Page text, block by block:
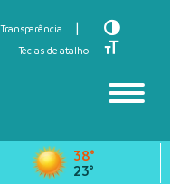
Transparência
Teclas de atalho
Toggle
Toggle
38°
23°